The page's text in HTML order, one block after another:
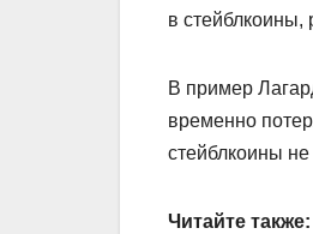
в стейблкоины,
В пример
временно
стейблкоины
Читайте также: